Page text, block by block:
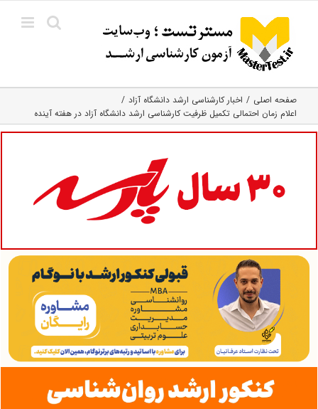
content
صفحه اصلی
اخبار کارشناسی ارشد دانشگاه آزاد
اعلام زمان احتمالی تکمیل ظرفیت کارشناسی ارشد دانشگاه آزاد در هفته آینده